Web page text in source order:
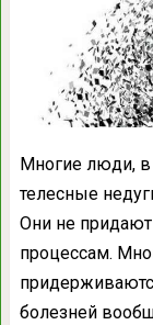
Многие люди, в
телесные
Они не придают
процессам.
болезней